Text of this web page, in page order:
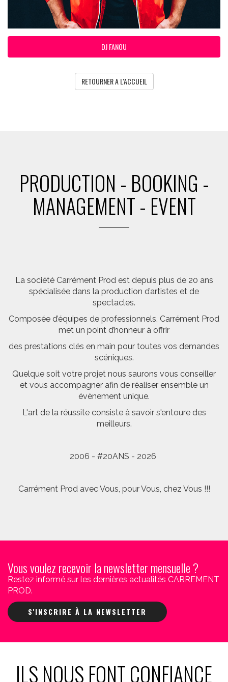
DJ FANOU
RETOURNER A L'ACCUEIL
PRODUCTION - BOOKING -
MANAGEMENT - EVENT
La société Carrément Prod est depuis plus de 20 ans
spécialisée dans la production d’artistes et de
spectacles.
Composée d’équipes de professionnels, Carrément Prod
met un point d’honneur à offrir
des prestations clés en main pour toutes vos demandes
scéniques.
Quelque soit votre projet nous saurons vous conseiller
et vous accompagner afin de réaliser ensemble un
évènement unique.
L'art de la réussite consiste à savoir s'entoure des
meilleurs.
2006 - #20ANS - 2026
Carrément Prod avec Vous, pour Vous, chez Vous !!!
Vous voulez recevoir la newsletter mensuelle ?
Restez informé sur les dernières actualités CARREMENT
PROD.
S'INSCRIRE À LA NEWSLETTER
ILS NOUS FONT CONFIANCE